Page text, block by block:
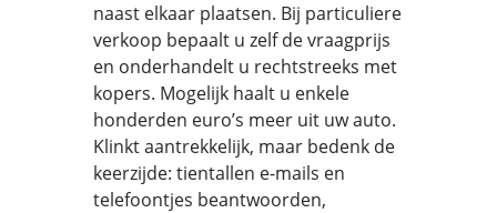
naast elkaar plaatsen. Bij particuliere
verkoop bepaalt u zelf de vraagprijs
en onderhandelt u rechtstreeks met
kopers. Mogelijk haalt u enkele
honderden euro’s meer uit uw auto.
Klinkt aantrekkelijk, maar bedenk de
keerzijde: tientallen e-mails en
telefoontjes beantwoorden,